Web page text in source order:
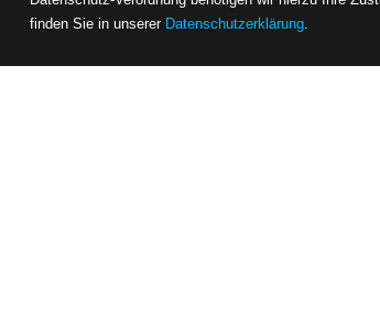
finden Sie in unserer Datenschutzerklärung.